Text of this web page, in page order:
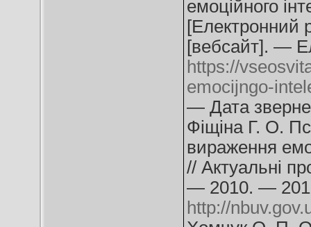
емоційного
[Електронний
[вебсайт]. —
https://
emocijngo-
— Дата
Фіщіна Г. О.
вираження
// Актуальні
— 2010. —
http://